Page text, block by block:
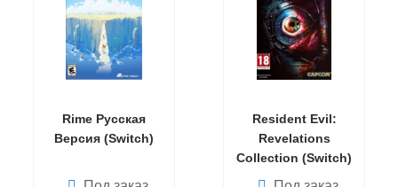
Rime Русская
Версия (Switch)
Resident Evil:
Revelations
Collection (Switch)